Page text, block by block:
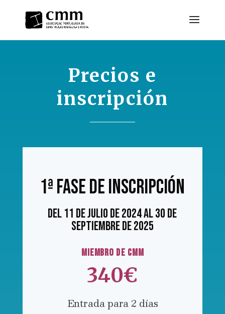
Precios e
inscripción
1ª fase de inscripción
Del 11 de julio de 2024 al 30 de
septiembre de 2025
MIEMBRO DE CMM
340€
Entrada para 2 días